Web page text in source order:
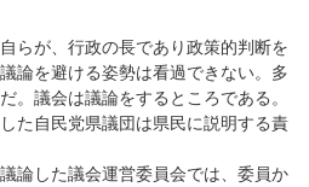
らが、行政の長であり政策的判断を
論を避ける姿勢は看過できない。多
。議会は議論をするところである。
た自民党県議団は県民に説明する責
論した議会運営委員会では、委員か